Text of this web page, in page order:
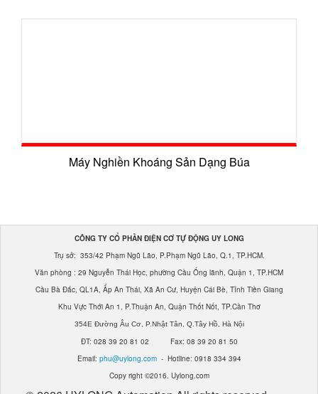
Máy Nghiền Khoáng Sản Dạng Búa
CÔNG TY CỔ PHẦN ĐIỆN CƠ TỰ ĐỘNG UY LONG
Trụ sở: 353/42 Phạm Ngũ Lão, P.Phạm Ngũ Lão, Q.1, TP.HCM.
Văn phòng : 29 Nguyễn Thái Học, phường Cầu Ống lãnh, Quận 1, TP.HCM
Cầu Bà Đắc, QL1A, Ấp An Thái, Xã An Cư, Huyện Cái Bè, Tỉnh Tiền Giang
Khu Vực Thới An 1, P.Thuận An, Quận Thốt Nốt, TP.Cần Thơ
354E Đường Âu Cơ, P.Nhật Tân, Q.Tây Hồ, Hà Nội
ĐT: 028 39 20 81 02 Fax: 08 39 20 81 50
Email: phu@uylong.com- Hotline: 0918 334 394
Copy right ©2016. Uylong.com